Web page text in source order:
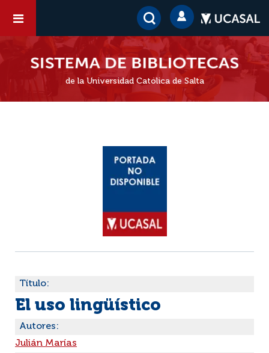
de la Universidad Católica de Salta
Título:
El uso lingüístico
Autores:
Julián Marías